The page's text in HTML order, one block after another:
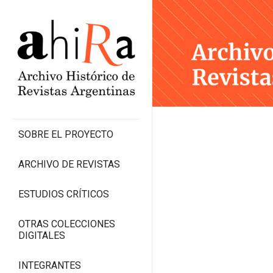
SOBRE EL PROYECTO
ARCHIVO DE REVISTAS
ESTUDIOS CRÍTICOS
OTRAS COLECCIONES
DIGITALES
INTEGRANTES